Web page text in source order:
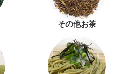
その他お茶